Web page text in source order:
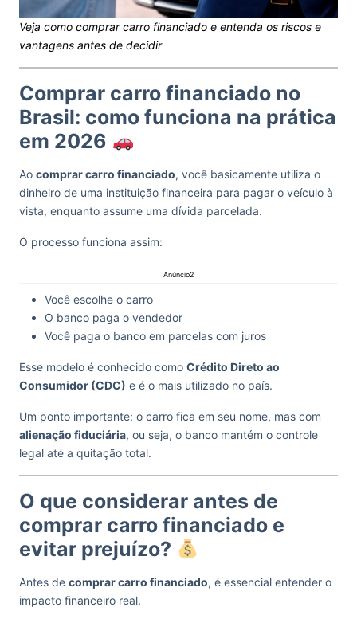
Veja como comprar carro financiado e entenda os riscos e
vantagens antes de decidir
Comprar carro financiado no
Brasil: como funciona na prática
em 2026
Ao comprar carro financiado, você basicamente utiliza o
dinheiro de uma instituição financeira para pagar o veículo à
vista, enquanto assume uma dívida parcelada.
O processo funciona assim:
Anúncio2
Você escolhe o carro
O banco paga o vendedor
Você paga o banco em parcelas com juros
Esse modelo é conhecido como Crédito Direto ao
Consumidor (CDC) e é o mais utilizado no país.
Um ponto importante: o carro fica em seu nome, mas com
alienação fiduciária, ou seja, o banco mantém o controle
legal até a quitação total.
O que considerar antes de
comprar carro financiado e
evitar prejuízo?
Antes de comprar carro financiado, é essencial entender o
impacto financeiro real.